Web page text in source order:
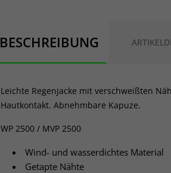
BESCHREIBUNG
Leichte Regenjacke mit verschweißten
Hautkontakt. Abnehmbare Kapuze.
WP 2500 / MVP 2500
Wind- und wasserdichtes Material
Getapte Nähte